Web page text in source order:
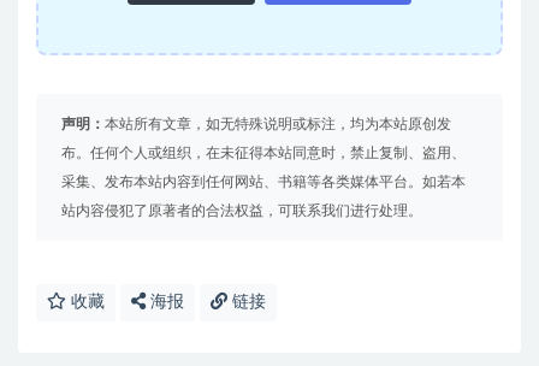
声明： 本站所有文章，如无特殊说明或标注，均为本站原创发
布。任何个人或组织，在未征得本站同意时，禁止复制、盗用、
采集、发布本站内容到任何网站、书籍等各类媒体平台。如若本
站内容侵犯了原著者的合法权益，可联系我们进行处理。
收藏 海报 链接